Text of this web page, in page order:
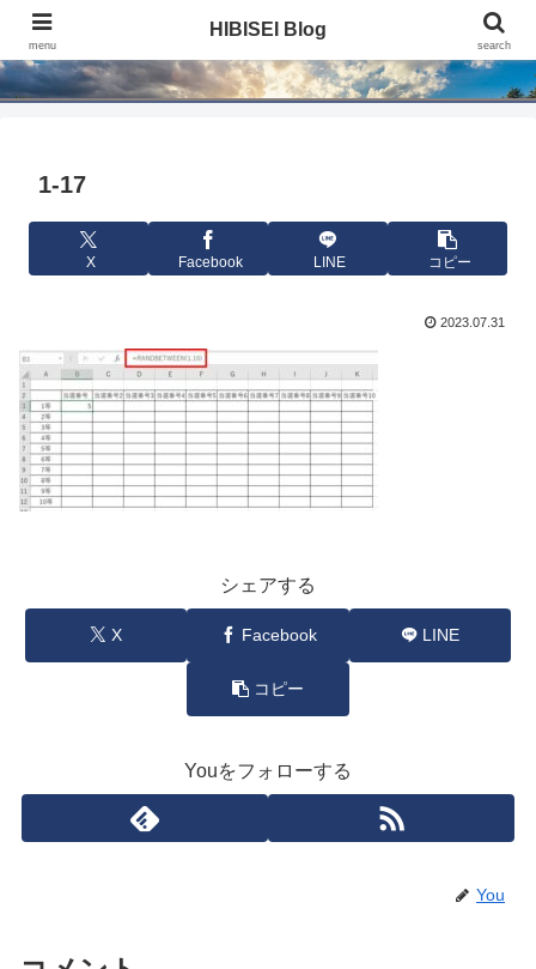
HIBISEI Blog
1-17
X Facebook LINE コピー
2023.07.31
シェアする
X Facebook LINE
コピー
Youをフォローする
You
menu
HIBISEI Blog
search